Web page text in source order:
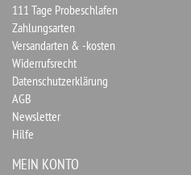
111 Tage Probeschlafen
Zahlungsarten
Versandarten & -kosten
Widerrufsrecht
Datenschutzerklärung
AGB
Newsletter
Hilfe
MEIN KONTO